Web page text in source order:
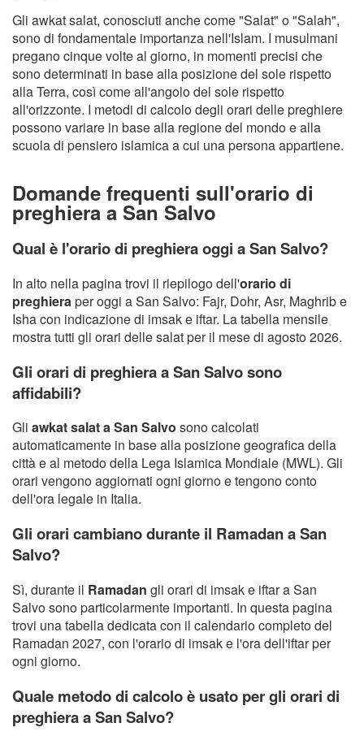
Gli awkat salat, conosciuti anche come "Salat" o "Salah",
sono di fondamentale importanza nell'Islam. I musulmani
pregano cinque volte al giorno, in momenti precisi che
sono determinati in base alla posizione del sole rispetto
alla Terra, così come all'angolo del sole rispetto
all'orizzonte. I metodi di calcolo degli orari delle preghiere
possono variare in base alla regione del mondo e alla
scuola di pensiero islamica a cui una persona appartiene.
Domande frequenti sull'orario di
preghiera a San Salvo
Qual è l'orario di preghiera oggi a San Salvo?
In alto nella pagina trovi il riepilogo dell'orario di
preghieraper oggi a San Salvo: Fajr, Dohr, Asr, Maghrib e
Isha con indicazione di imsak e iftar. La tabella mensile
mostra tutti gli orari delle salat per il mese di agosto 2026.
Gli orari di preghiera a San Salvo sono
affidabili?
Gli awkat salat a San Salvo sono calcolati
automaticamente in base alla posizione geografica della
città e al metodo della Lega Islamica Mondiale (MWL). Gli
orari vengono aggiornati ogni giorno e tengono conto
dell'ora legale in Italia.
Gli orari cambiano durante il Ramadan a San
Salvo?
Sì, durante il Ramadan gli orari di imsak e iftar a San
Salvo sono particolarmente importanti. In questa pagina
trovi una tabella dedicata con il calendario completo del
Ramadan 2027, con l'orario di imsak e l'ora dell'iftar per
ogni giorno.
Quale metodo di calcolo è usato per gli orari di
preghiera a San Salvo?